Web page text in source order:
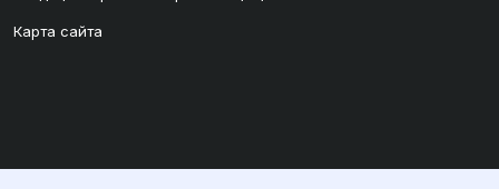
Карта сайта